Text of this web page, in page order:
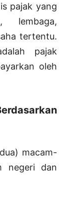
pajak yang
lembaga,
tertentu.
pajak
oleh
macam-
negeri dan